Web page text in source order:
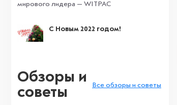
мирового лидера — WITPAC
С Новым 2022 годом!
Обзоры и
советы
Все обзоры и советы